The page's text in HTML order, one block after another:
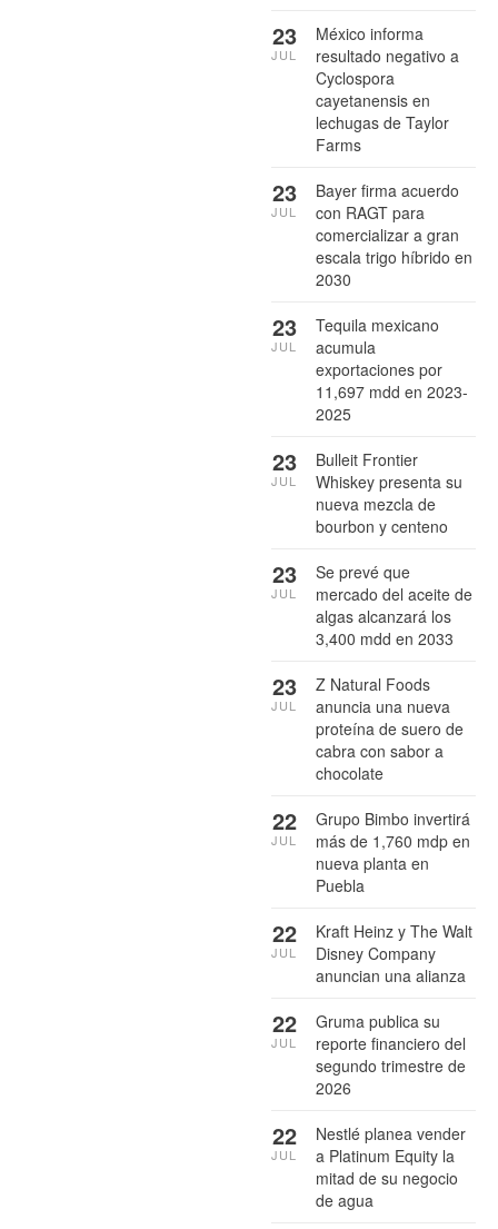
México informa
resultado negativo a
Cyclospora
cayetanensis en
lechugas de Taylor
Farms
23
JUL
Bayer firma acuerdo
con RAGT para
comercializar a gran
escala trigo híbrido en
2030
23
JUL
Tequila mexicano
acumula
exportaciones por
11,697 mdd en 2023-
2025
23
JUL
Bulleit Frontier
Whiskey presenta su
nueva mezcla de
bourbon y centeno
23
JUL
Se prevé que
mercado del aceite de
algas alcanzará los
3,400 mdd en 2033
23
JUL
Z Natural Foods
anuncia una nueva
proteína de suero de
cabra con sabor a
chocolate
23
JUL
Grupo Bimbo invertirá
más de 1,760 mdp en
nueva planta en
Puebla
22
JUL
Kraft Heinz y The Walt
Disney Company
anuncian una alianza
22
JUL
Gruma publica su
reporte financiero del
segundo trimestre de
2026
22
JUL
Nestlé planea vender
a Platinum Equity la
mitad de su negocio
de agua
22
JUL